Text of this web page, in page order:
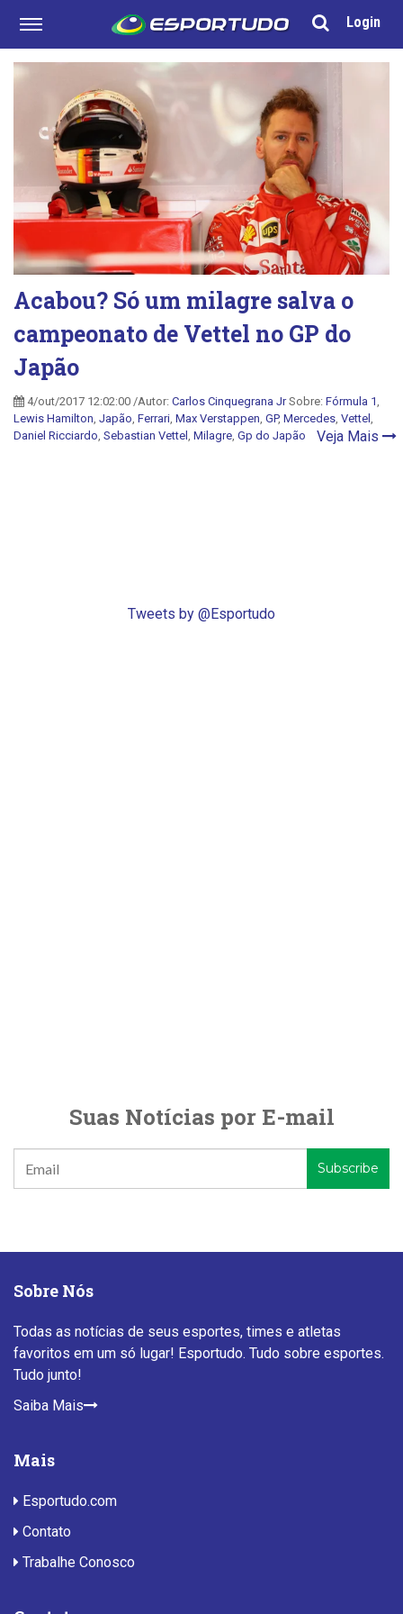
Login
Acabou? Só um milagre salva o
campeonato de Vettel no GP do
Japão
4/out/2017 12:02:00 /Autor: Carlos Cinquegrana JrSobre: Fórmula 1
Lewis Hamilton Japão Ferrari Max Verstappen GP, Mercedes Vettel
Daniel Ricciardo Sebastian Vettel Milagre Gp do Japão Veja Mais
Tweets by @Esportudo
Suas Notícias por E-mail
Sobre Nós
Todas as notícias de seus esportes, times e atletas
favoritos em um só lugar! Esportudo. Tudo sobre esportes.
Tudo junto!
Saiba Mais
Mais
Esportudo.com
Contato
Trabalhe Conosco